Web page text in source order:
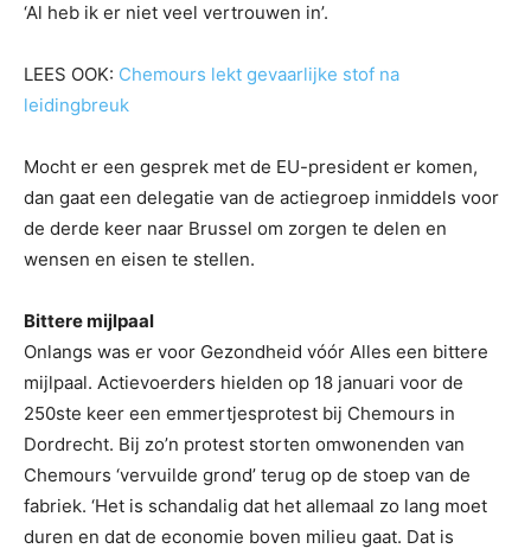
‘Al heb ik er niet veel vertrouwen in’.
LEES OOK: Chemours lekt gevaarlijke stof na
leidingbreuk
Mocht er een gesprek met de EU-president er komen,
dan gaat een delegatie van de actiegroep inmiddels voor
de derde keer naar Brussel om zorgen te delen en
wensen en eisen te stellen.
Bittere mijlpaal
Onlangs was er voor Gezondheid vóór Alles een bittere
mijlpaal. Actievoerders hielden op 18 januari voor de
250ste keer een emmertjesprotest bij Chemours in
Dordrecht. Bij zo’n protest storten omwonenden van
Chemours ‘vervuilde grond’ terug op de stoep van de
fabriek. ‘Het is schandalig dat het allemaal zo lang moet
duren en dat de economie boven milieu gaat. Dat is